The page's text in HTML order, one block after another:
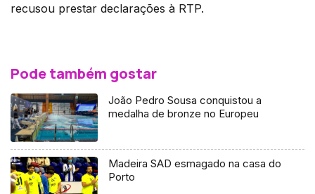
recusou prestar declarações à RTP.
Pode também gostar
João Pedro Sousa conquistou a
medalha de bronze no Europeu
Madeira SAD esmagado na casa do
Porto